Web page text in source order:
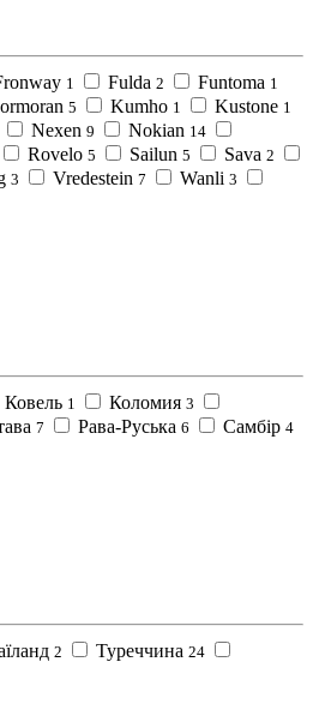
1 Fulda 2 Funtoma 1
5 Kumho 1 Kustone 1
Nexen 9 Nokian 14
Rovelo 5 Sailun 5 Sava 2
3 Vredestein 7 Wanli 3
Ковель 1 Коломия 3
7 Рава-Руська 6 Самбір 4
2 Туреччина 24